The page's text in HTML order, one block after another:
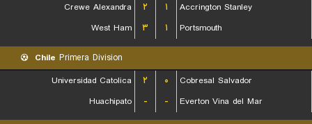
Crewe Alexandra
۲ ۱
Accrington Stanley
West Ham
۳ ۱ Portsmouth
Chile Primera Division
Universidad Catolica
۲ ۰
Cobresal Salvador
Huachipato
- - Everton Vina del Mar